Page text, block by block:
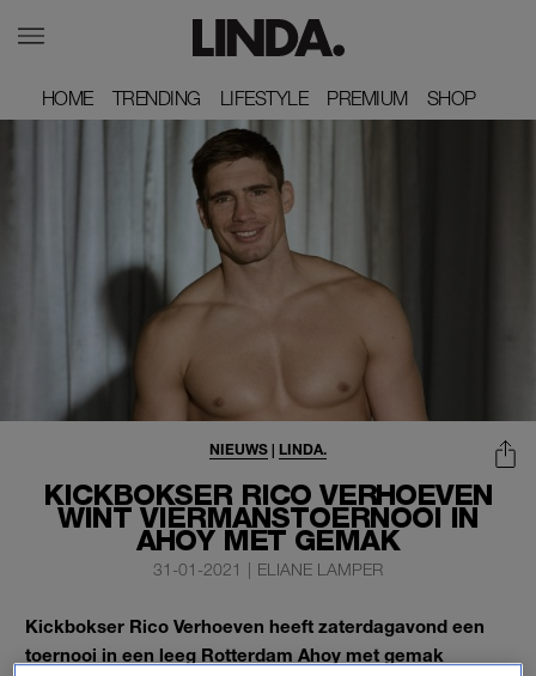
HOME
HOME TRENDING
TRENDING LIFESTYLE
LIFESTYLE PREMIUM
PREMIUM SHOP
SHOP
KICKBOKSER RICO VERHOEVEN
WINT VIERMANSTOERNOOI IN
AHOY MET GEMAK
NIEUWS | LINDA.
31-01-2021 | ELIANE LAMPER
Kickbokser Rico Verhoeven heeft zaterdagavond een
toernooi in een leeg Rotterdam Ahoy met gemak